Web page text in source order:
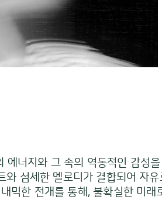
에너지와 그 속의 역동적인 감성
와 섬세한 멜로디가 결합되어 자
믹한 전개를 통해, 불확실한 미